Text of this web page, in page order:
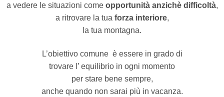
a vedere le situazioni come opportunità anzichè difficoltà,
a ritrovare la tua forza interiore,
la tua montagna.
L’obiettivo comune è essere in grado di
trovare l’ equilibrio in ogni momento
per stare bene sempre,
anche quando non sarai più in vacanza.